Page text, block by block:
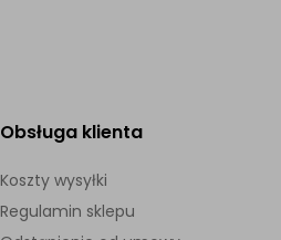
Obsługa klienta
Koszty wysyłki
Regulamin sklepu